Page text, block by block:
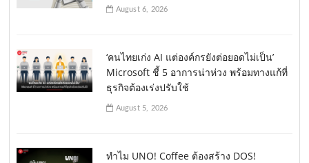
August 6, 2026
‘คนไทยเก่ง AI แต่องค์กรยังต่อยอดไม่เป็น’
Microsoft ชี้ 5 อาการน่าห่วง พร้อมทางแก้ที่
ธุรกิจต้องเร่งปรับใช้
August 5, 2026
ทำไม UNO! Coffee ต้องสร้าง DOS!